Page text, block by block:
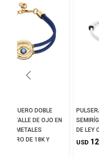
DE CUERO DOBLE
DETALLE DE OJO EN
DE METALES
EN ORO DE 18K Y
DE LEY
USD